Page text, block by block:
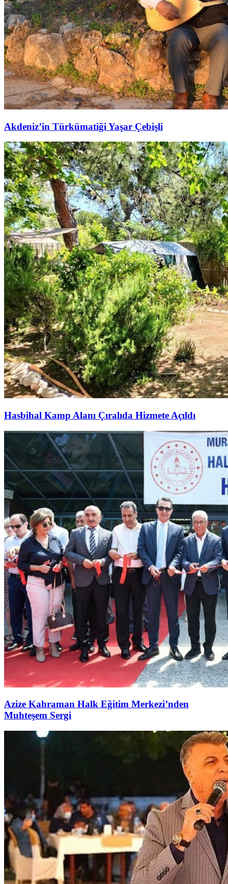
Akdeniz’in Türkümatiği Yaşar Çebişli
Hasbihal Kamp Alanı Çıralıda Hizmete Açıldı
Azize Kahraman Halk Eğitim Merkezi’nden
Muhteşem Sergi